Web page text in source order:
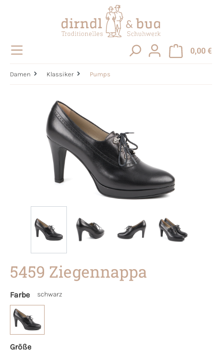
0,00 €
Damen Klassiker Pumps
Bildergalerie überspringen
5459 Ziegennappa
Farbe schwarz
Größe